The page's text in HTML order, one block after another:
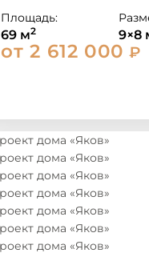
Площадь:
69 м2 9×8
от 2 612 000 ₽